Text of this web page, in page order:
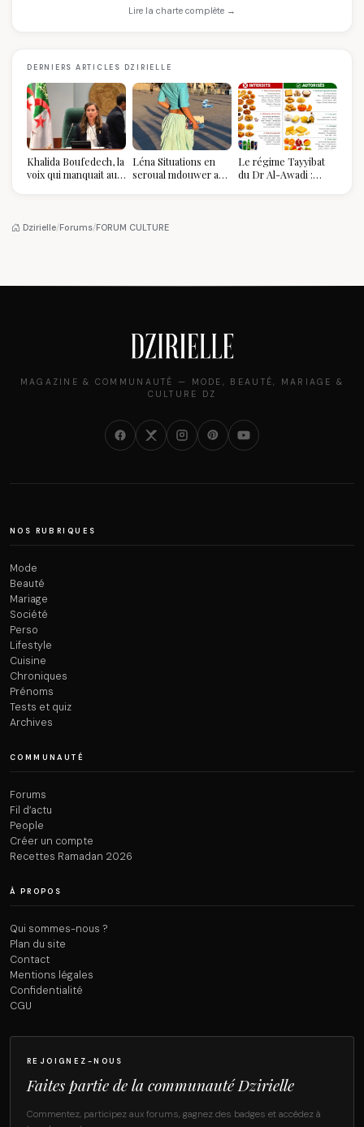
Lire la charte complète →
DERNIERS ARTICLES DZIRIELLE
Khalida Boufedech, la
voix qui manquait au
Léna Situations en
seroual mdouwer au
pièce mode de l'été
Le régime Tayyibat
du Dr Al-Awadi :
Dzirielle/Forums/FORUM CULTURE
MAGAZINE & COMMUNAUTÉ — MODE, BEAUTÉ, MARIAGE &
CULTURE DZ
NOS RUBRIQUES
Mode
Beauté
Mariage
Société
Perso
Lifestyle
Cuisine
Chroniques
Prénoms
Tests et quiz
Archives
COMMUNAUTÉ
Forums
Fil d’actu
People
Créer un compte
Recettes Ramadan 2026
À PROPOS
Qui sommes-nous ?
Plan du site
Contact
Mentions légales
Confidentialité
CGU
REJOIGNEZ-NOUS
Faites partie de la communauté Dzirielle
Commentez, participez aux forums, gagnez des badges et accédez à